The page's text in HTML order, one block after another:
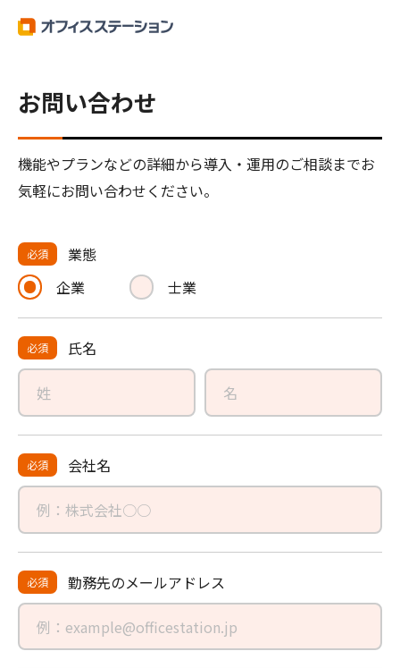
お問い合わせ
機能やプランなどの詳細から導入・運用のご相談までお
気軽にお問い合わせください。
必須
業態
企業
士業
必須 氏名
必須 会社名
必須 勤務先のメールアドレス